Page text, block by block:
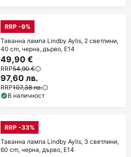
RRP -9%
Таванна лампа Lindby Aylis, 2 светлини,
40 cm, черна, дърво, E14
49,90 €
RRP54,90 €
97,60 лв.
RRP107,38 лв.
В наличност
RRP -33%
Таванна лампа Lindby Aylis, 3 светлини,
60 cm, черна, дърво, E14